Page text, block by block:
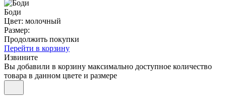
Боди
Цвет: молочный
Размер:
Продолжить покупки
Перейти в корзину
Извините
Вы добавили в корзину максимально доступное количество
товара в данном цвете и размере